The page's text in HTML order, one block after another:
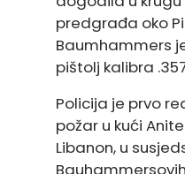
predgrađa oko
Baumhammers
pištolj kalibra
Policija je prvo
požar u kući
Libanon, u